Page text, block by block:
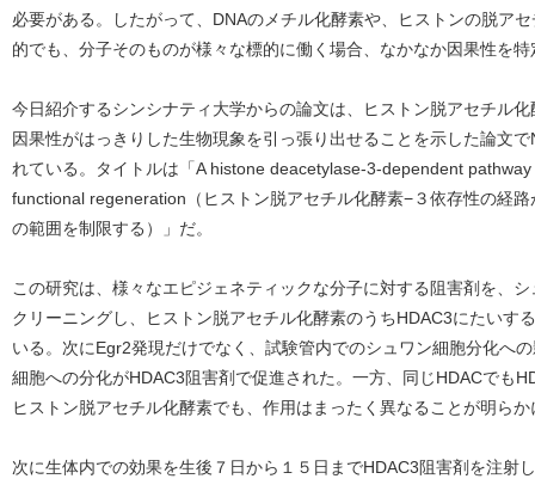
必要がある。したがって、DNAのメチル化酵素や、ヒストンの脱ア
的でも、分子そのものが様々な標的に働く場合、なかなか因果性を
今日紹介するシンシナティ大学からの論文は、ヒストン脱アセチル
因果性がはっきりした生物現象を引っ張り出せることを示した論文
れている。タイトルは「A histone deacetylase-3-dependent
functional regeneration（ヒストン脱アセチル化酵素−３依存性の経
の範囲を制限する）」だ。
この研究は、様々なエピジェネティックな分子に対する阻害剤を、
クリーニングし、ヒストン脱アセチル化酵素のうちHDAC3にたいす
いる。次にEgr2発現だけでなく、試験管内でのシュワン細胞分化へ
細胞への分化がHDAC3阻害剤で促進された。一方、同じHDACでも
ヒストン脱アセチル化酵素でも、作用はまったく異なることが明ら
次に生体内での効果を生後７日から１５日までHDAC3阻害剤を注射